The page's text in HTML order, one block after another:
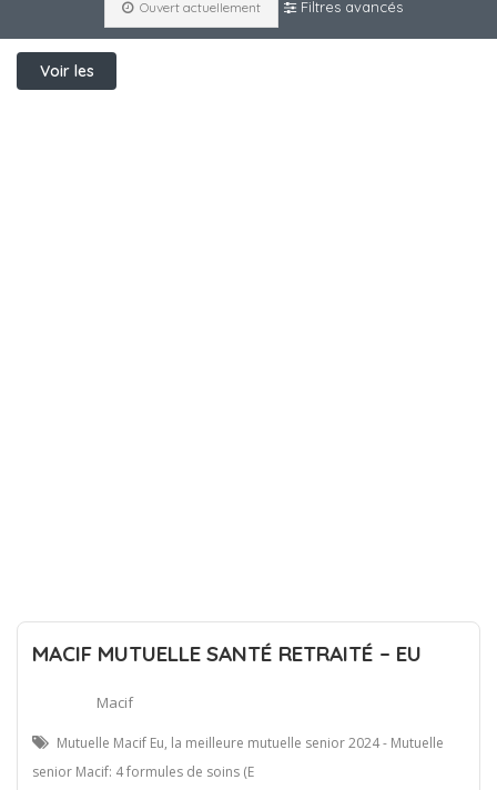
Ouvert actuellement Filtres avancés
Voir les
MACIF MUTUELLE SANTÉ RETRAITÉ – EU
Macif
Mutuelle Macif Eu, la meilleure mutuelle senior 2024 - Mutuelle
senior Macif: 4 formules de soins (E